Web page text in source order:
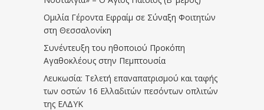
Ομιλία Γέροντα Εφραίμ σε Σύναξη Φοιτητών
στη Θεσσαλονίκη
Συνέντευξη του ηθοποιού Προκόπη
Αγαθοκλέους στην Πεμπτουσία
Λευκωσία: Τελετή επαναπατρισμού και ταφής
των οστών 16 Ελλαδιτών πεσόντων οπλιτών
της ΕΛΔΥΚ